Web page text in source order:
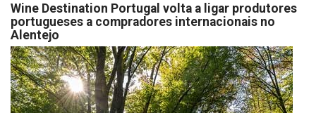
Wine Destination Portugal volta a ligar produtores
portugueses a compradores internacionais no
Alentejo